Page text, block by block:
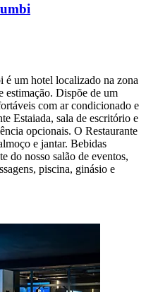
um hotel localizado na zona
estimação. Dispõe de um
com ar condicionado e
Estaiada, sala de escritório e
opcionais. O Restaurante
e jantar. Bebidas
do nosso salão de eventos,
piscina, ginásio e